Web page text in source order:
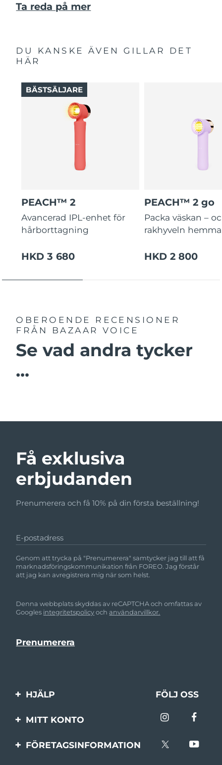
Ta reda på mer
DU KANSKE ÄVEN GILLAR DET
HÄR
PEACH™ 2
Avancerad IPL-enhet för
hårborttagning
HKD 3 680
BÄSTSÄLJARE
PEACH™ 2 go
Packa väskan –
rakhyveln
HKD 2 800
OBEROENDE RECENSIONER
FRÅN BAZAAR VOICE
Se vad andra tycker
...
Få exklusiva
erbjudanden
Prenumerera och få 10% på din första beställning!
E-postadress
Genom att trycka på "Prenumerera" samtycker jag till att få
marknadsföringskommunikation från FOREO. Jag förstår
att jag kan avregistrera mig när som helst.
Denna webbplats skyddas av reCAPTCHA och omfattas av
Googles integritetspolicyochanvändarvillkor.
HJÄLP
Kontakta oss
FÖLJ OSS
MITT KONTO
Produktregistrering
FÖRETAGSINFORMATION